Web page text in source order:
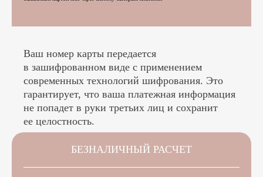
Ваш номер карты передается
в зашифрованном виде с применением
современных технологий шифрования. Это
гарантирует, что ваша платежная информация
не попадет в руки третьих лиц и сохранит
ее целостность.
БЕЗНАЛИЧНЫЙ РАСЧЕТ